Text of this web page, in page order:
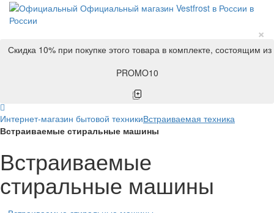
×
Скидка 10% при покупке этого товара в комплекте, состоящим
PROMO10
Интернет-магазин бытовой техникиВстраиваемая техника
Встраиваемые стиральные машины
Встраиваемые
стиральные машины